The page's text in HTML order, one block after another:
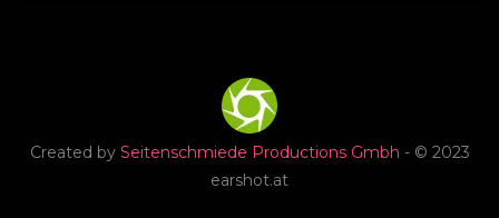
Created by Seitenschmiede Productions Gmbh - © 2023
earshot.at